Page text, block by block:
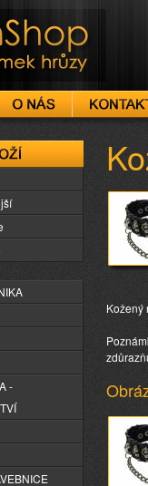
Kožený
-